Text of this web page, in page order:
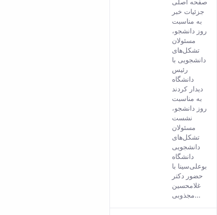
comes
the
جزئیات خبر
به مناسبت
روز دانشجو،
مسئولان
تشکل‌های
دانشجویی با
رئیس
دانشگاه
دیدار کردند
به مناسبت
روز دانشجو،
نشست
مسئولان
تشکل‌های
دانشجویی
دانشگاه
بوعلی‌سینا با
حضور دکتر
غلامحسین
مجذوبی...